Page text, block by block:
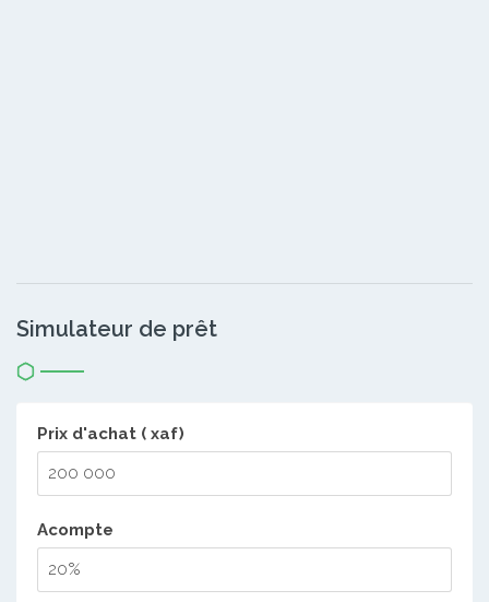
Simulateur de prêt
Prix d'achat ( xaf)
Acompte